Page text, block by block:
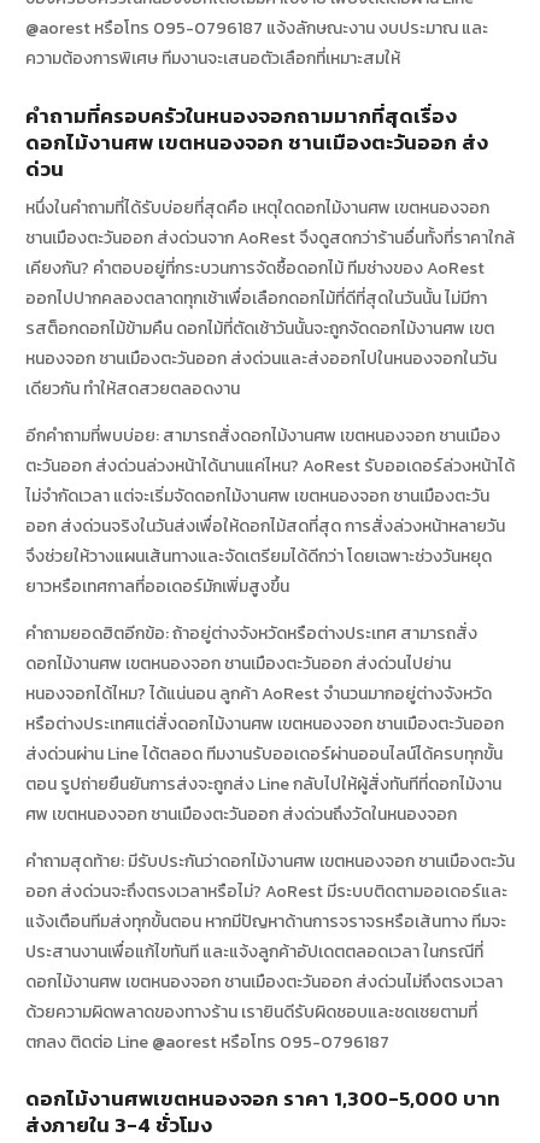
@aorest หรือโทร 095-0796187 แจ้งลักษณะงาน งบประมาณ และ
ความต้องการพิเศษ ทีมงานจะเสนอตัวเลือกที่เหมาะสมให้
คำถามที่ครอบครัวในหนองจอกถามมากที่สุดเรื่อง
ดอกไม้งานศพ เขตหนองจอก ชานเมืองตะวันออก ส่ง
ด่วน
หนึ่งในคำถามที่ได้รับบ่อยที่สุดคือ เหตุใดดอกไม้งานศพ เขตหนองจอก
ชานเมืองตะวันออก ส่งด่วนจาก AoRest จึงดูสดกว่าร้านอื่นทั้งที่ราคาใกล้
เคียงกัน? คำตอบอยู่ที่กระบวนการจัดซื้อดอกไม้ ทีมช่างของ AoRest
ออกไปปากคลองตลาดทุกเช้าเพื่อเลือกดอกไม้ที่ดีที่สุดในวันนั้น ไม่มีกา
รสต็อกดอกไม้ข้ามคืน ดอกไม้ที่ตัดเช้าวันนั้นจะถูกจัดดอกไม้งานศพ เขต
หนองจอก ชานเมืองตะวันออก ส่งด่วนและส่งออกไปในหนองจอกในวัน
เดียวกัน ทำให้สดสวยตลอดงาน
อีกคำถามที่พบบ่อย: สามารถสั่งดอกไม้งานศพ เขตหนองจอก ชานเมือง
ตะวันออก ส่งด่วนล่วงหน้าได้นานแค่ไหน? AoRest รับออเดอร์ล่วงหน้าได้
ไม่จำกัดเวลา แต่จะเริ่มจัดดอกไม้งานศพ เขตหนองจอก ชานเมืองตะวัน
ออก ส่งด่วนจริงในวันส่งเพื่อให้ดอกไม้สดที่สุด การสั่งล่วงหน้าหลายวัน
จึงช่วยให้วางแผนเส้นทางและจัดเตรียมได้ดีกว่า โดยเฉพาะช่วงวันหยุด
ยาวหรือเทศกาลที่ออเดอร์มักเพิ่มสูงขึ้น
คำถามยอดฮิตอีกข้อ: ถ้าอยู่ต่างจังหวัดหรือต่างประเทศ สามารถสั่ง
ดอกไม้งานศพ เขตหนองจอก ชานเมืองตะวันออก ส่งด่วนไปย่าน
หนองจอกได้ไหม? ได้แน่นอน ลูกค้า AoRest จำนวนมากอยู่ต่างจังหวัด
หรือต่างประเทศแต่สั่งดอกไม้งานศพ เขตหนองจอก ชานเมืองตะวันออก
ส่งด่วนผ่าน Line ได้ตลอด ทีมงานรับออเดอร์ผ่านออนไลน์ได้ครบทุกขั้น
ตอน รูปถ่ายยืนยันการส่งจะถูกส่ง Line กลับไปให้ผู้สั่งทันทีที่ดอกไม้งาน
ศพ เขตหนองจอก ชานเมืองตะวันออก ส่งด่วนถึงวัดในหนองจอก
คำถามสุดท้าย: มีรับประกันว่าดอกไม้งานศพ เขตหนองจอก ชานเมืองตะวัน
ออก ส่งด่วนจะถึงตรงเวลาหรือไม่? AoRest มีระบบติดตามออเดอร์และ
แจ้งเตือนทีมส่งทุกขั้นตอน หากมีปัญหาด้านการจราจรหรือเส้นทาง ทีมจะ
ประสานงานเพื่อแก้ไขทันที และแจ้งลูกค้าอัปเดตตลอดเวลา ในกรณีที่
ดอกไม้งานศพ เขตหนองจอก ชานเมืองตะวันออก ส่งด่วนไม่ถึงตรงเวลา
ด้วยความผิดพลาดของทางร้าน เรายินดีรับผิดชอบและชดเชยตามที่
ตกลง ติดต่อ Line @aorest หรือโทร 095-0796187
ดอกไม้งานศพเขตหนองจอก ราคา 1,300-5,000 บาท
ส่งภายใน 3-4 ชั่วโมง